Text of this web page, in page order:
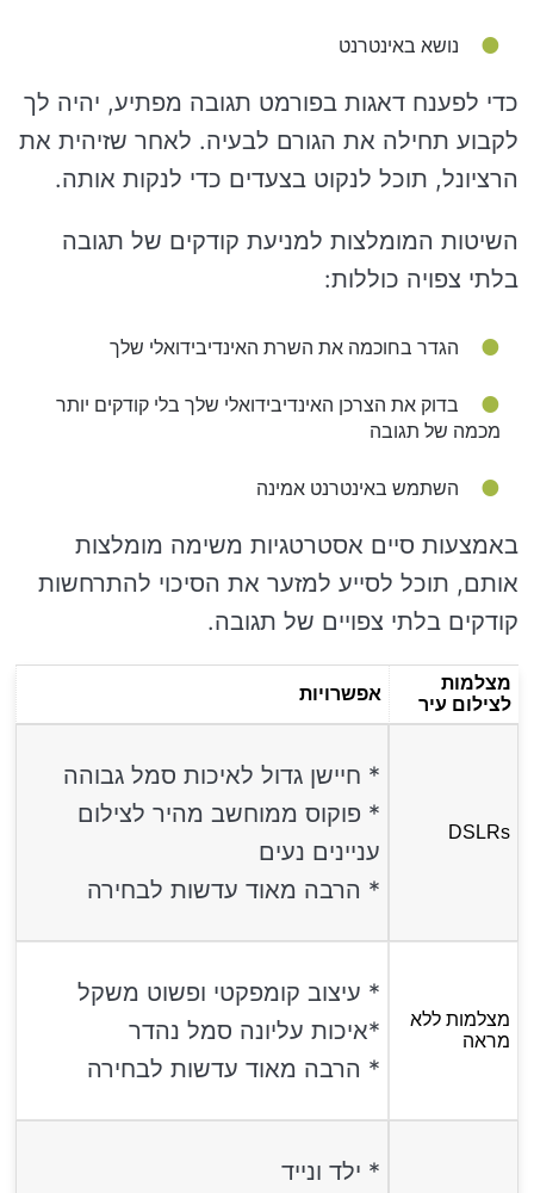
נושא באינטרנט
כדי לפענח דאגות בפורמט תגובה מפתיע, יהיה לך
לקבוע תחילה את הגורם לבעיה. לאחר שזיהית את
הרציונל, תוכל לנקוט בצעדים כדי לנקות אותה.
השיטות המומלצות למניעת קודקים של תגובה
בלתי צפויה כוללות:
הגדר בחוכמה את השרת האינדיבידואלי שלך
בדוק את הצרכן האינדיבידואלי שלך בלי קודקים יותר
מכמה של תגובה
השתמש באינטרנט אמינה
באמצעות סיים אסטרטגיות משימה מומלצות
אותם, תוכל לסייע למזער את הסיכוי להתרחשות
קודקים בלתי צפויים של תגובה.
מצלמות
לצילום עיר
אפשרויות
DSLRs
* חיישן גדול לאיכות סמל גבוהה
* פוקוס ממוחשב מהיר לצילום
עניינים נעים
* הרבה מאוד עדשות לבחירה
מצלמות ללא
מראה
* עיצוב קומפקטי ופשוט משקל
*איכות עליונה סמל נהדר
* הרבה מאוד עדשות לבחירה
* ילד ונייד